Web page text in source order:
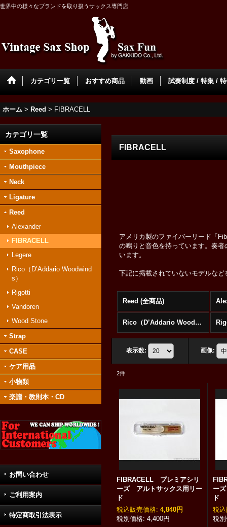
世界中の様々なブランドを取り扱うサックス専門店
カテゴリ一覧 おすすめ商品 動画 試奏制度 / 特集 /
ホーム > Reed > FIBRACELL
カテゴリ一覧
Saxophone
Mouthpiece
Neck
Ligature
Reed
Alexander
FIBRACELL
Legere
Rico（D’Addario Woodwind
s）
Rigotti
Vandoren
Wood Stone
Strap
CASE
ケア用品
小物類
楽譜・教則本・CD
お問い合わせ
ご利用案内
特定商取引法表示
FIBRACELL
アメリカ製のファイバーリード「
の鳴りと音色を持っています。奏
います。
下記に掲載されていないモデルな
Reed (全商品)
Rico（D’Addario Woodwinds）
表示数: 画像:
2件
FIBRACELL プレミアシリ
ーズ アルトサックス用リー
ド
4,400円
税込 : 4,840円
ー
ド
税込